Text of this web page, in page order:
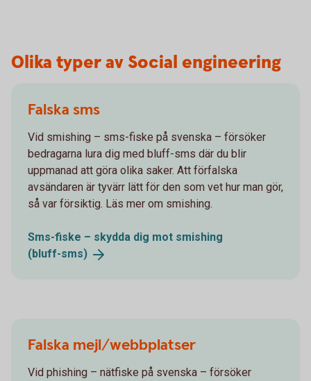
Olika typer av Social engineering
Falska sms
Vid smishing – sms-fiske på svenska – försöker
bedragarna lura dig med bluff-sms där du blir
uppmanad att göra olika saker. Att förfalska
avsändaren är tyvärr lätt för den som vet hur man gör,
så var försiktig. Läs mer om smishing.
Sms-fiske – skydda dig mot smishing
(bluff-sms)
Falska mejl/webbplatser
Vid phishing – nätfiske på svenska – försöker